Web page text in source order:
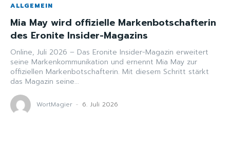
ALLGEMEIN
Mia May wird offizielle Markenbotschafterin
des Eronite Insider-Magazins
Online, Juli 2026 – Das Eronite Insider-Magazin erweitert
seine Markenkommunikation und ernennt Mia May zur
offiziellen Markenbotschafterin. Mit diesem Schritt stärkt
das Magazin seine...
WortMagier - 6. Juli 2026